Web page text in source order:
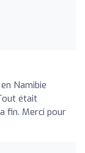
Namibie
était
fin. Merci pour